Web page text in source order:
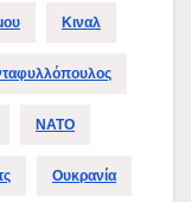
Κιναλ
ΝΑΤΟ
Ουκρανία